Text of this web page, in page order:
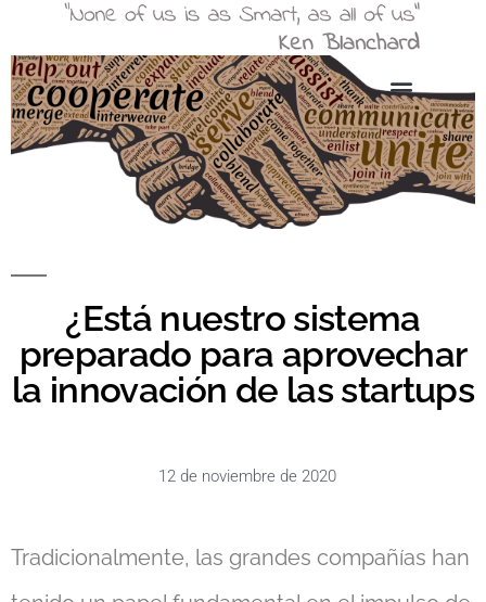
¿Está nuestro sistema
preparado para aprovechar
la innovación de las startups
12 de noviembre de 2020
Tradicionalmente, las grandes compañías han